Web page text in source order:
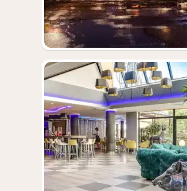
Forrige bilde